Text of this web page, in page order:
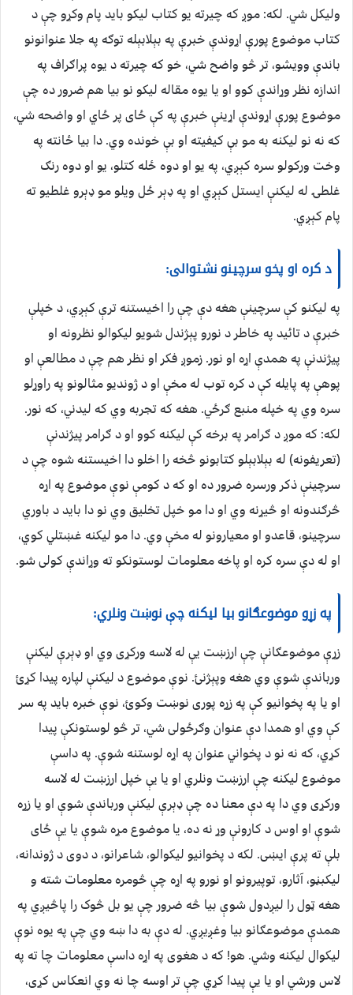
ولیکل شي. لکه: موږ که چیرته یو کتاب لیکو باید پام وکړو چې د
کتاب موضوع پورې اړوندې خبرې په بېلابېله توګه په جلا عنوانونو
باندې وویشو، تر څو واضح شي، خو که چیرته د یوه پراګراف په
اندازه نظر وړاندې کوو او یا یوه مقاله لیکو نو بیا هم ضرور ده چې
موضوع پورې اړوندې اړینې خبرې په کې ځای پر ځاي او واضحه شي،
که نه نو لیکنه به مو بې کیفیته او بې خونده وي. دا بیا ځانته په
وخت ورکولو سره کېږي، په یو او دوه ځله کتلو، یو او دوه رنګ
غلطۍ له لیکنې ایستل کېږي او په ډېر ځل ویلو مو ډېرو غلطیو ته
پام کېږي.
د کره او پخو سرچینو نشتوالی:
په لیکنو کې سرچینې هغه دې چې را اخیستنه ترې کېږي، د خپلې
خبرې د تائید په خاطر د نورو پېژندل شویو لیکوالو نظرونه او
پيژندنې په همدې اړه او نور. زموږ فکر او نظر هم چې د مطالعې او
پوهې په پایله کې د کره توب له مخې او د ژوندیو مثالونو په راوړلو
سره وي په خپله منبع ګرځي. هغه که تجربه وي که لیدني، که نور.
لکه: که موږ د ګرامر په برخه کې لیکنه کوو او د ګرامر پيژندنې
(تعریفونه) له بېلابېلو کتابونو څخه را اخلو دا اخیستنه شوه چې د
سرچینې ذکر ورسره ضرور ده او که د کومې نوې موضوع په اړه
څرګندونه او څیړنه وي او دا مو خپل تخلیق وي نو دا باید د باوري
سرچینو، قاعدو او معیارونو له مخې وي. دا مو لیکنه غښتلي کوي،
او له دې سره کره او پاخه معلومات لوستونکو ته وړاندې کولی شو.
په زړو موضوعګانو بیا لیکنه چې نوښت ونلري:
زړې موضوعګانې چې ارزښت یې له لاسه ورکړی وي او ډېرې لیکنې
ورباندې شوې وي هغه وپېژنئ. نوې موضوع د لیکنې لپاره پیدا کړئ
او یا په پخوانیو کې په زړه پوری نوښت وکوئ، نوې خبره باید په سر
کې وي او همدا دې عنوان وګرځولی شي، تر څو لوستونکې پيدا
کړي، که نه نو د پخواني عنوان په اړه لوستنه شوې. په داسې
موضوع لیکنه چې ارزښت ونلري او یا یې خپل ارزښت له لاسه
ورکړی وي دا په دې معنا ده چې ډېرې لیکنې ورباندې شوې او یا زړه
شوې او اوس د کارونې وړ نه ده، یا موضوع مړه شوې یا یې ځای
بلې ته پرې ایښی. لکه د پخوانیو لیکوالو، شاعرانو، د دوی د ژوندانه،
لیکبڼو، آثارو، توپيرونو او نورو په اړه چې څومره معلومات شته و
هغه ټول را لیږدول شوې بیا څه ضرور چې یو بل څوک را پاڅيږي په
همدې موضوعګانو بیا وغږیږي. له دې به دا ښه وي چې په یوه نوې
لیکوال لیکنه وشي. هو! که د هغوی په اړه داسې معلومات چا ته په
لاس ورشي او یا یې پيدا کړي چې تر اوسه چا نه وي انعکاس کړی،